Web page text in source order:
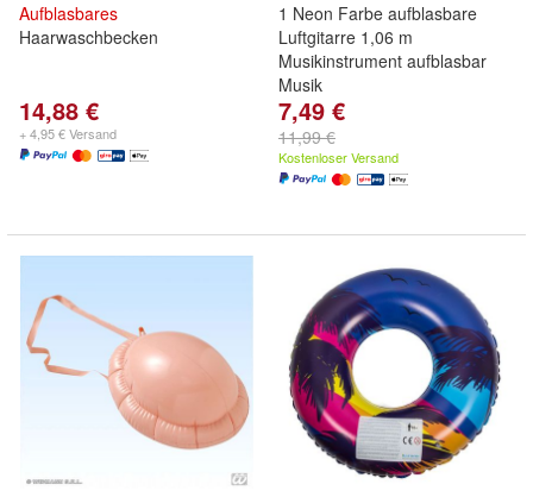
Aufblasbares
Haarwaschbecken
14,88 €
+ 4,95 € Versand
1 Neon Farbe aufblasbare
Luftgitarre 1,06 m
Musikinstrument aufblasbar
Musik
7,49 €
11,99 €
Kostenloser Versand